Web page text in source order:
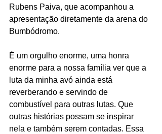
Rubens Paiva, que acompanhou a
apresentação diretamente da arena do
Bumbódromo.
É um orgulho enorme, uma honra
enorme para a nossa família ver que a
luta da minha avó ainda está
reverberando e servindo de
combustível para outras lutas. Que
outras histórias possam se inspirar
nela e também serem contadas. Essa